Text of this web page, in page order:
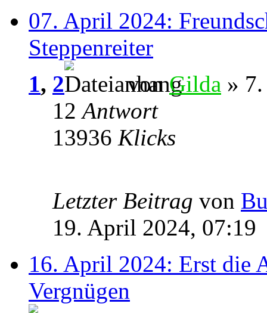
07. April 2024:
Steppenreiter
1, 2 vonGilda »
12Antwort
13936 Klicks
Letzter Beitrag von
19. April 2024, 07:19
16. April 2024: Erst die
Vergnügen